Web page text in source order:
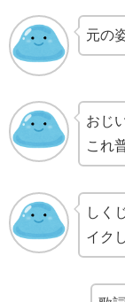
元の
おじ
これ
しく
イク